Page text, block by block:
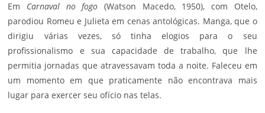
Em Carnaval no fogo (Watson Macedo, 1950), com Otelo,
parodiou Romeu e Julieta em cenas antológicas. Manga, que o
dirigiu várias vezes, só tinha elogios para o seu
profissionalismo e sua capacidade de trabalho, que lhe
permitia jornadas que atravessavam toda a noite. Faleceu em
um momento em que praticamente não encontrava mais
lugar para exercer seu ofício nas telas.